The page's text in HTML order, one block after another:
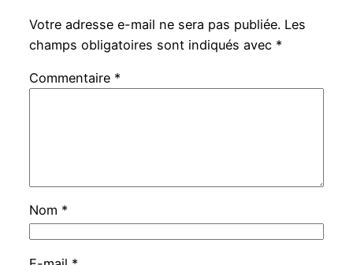
Votre adresse e-mail ne sera pas publiée. Les
champs obligatoires sont indiqués avec *
Commentaire *
Nom *